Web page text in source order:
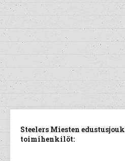
Steelers Miesten
toimihenkilöt: